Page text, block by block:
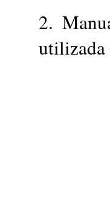
2.
utilizada